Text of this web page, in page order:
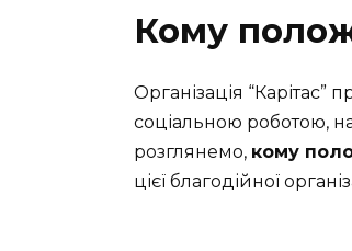
Кому
Організація “Карітас”
соціальною роботою,
розглянемо, кому
цієї благодійної